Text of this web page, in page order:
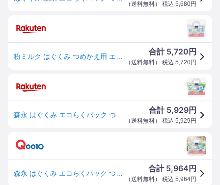
（送料無料） 税込 5,680円
合計 5,720 円
（送料無料） 税込 5,720円
合計 5,929円
（送料無料） 税込 5,929 円
合計 5,964 円
（送料無料） 税込 5,964円